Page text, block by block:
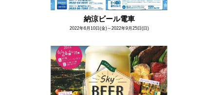
納涼ビール電車
2022年6月10日(金)～2022年9月25日(日)